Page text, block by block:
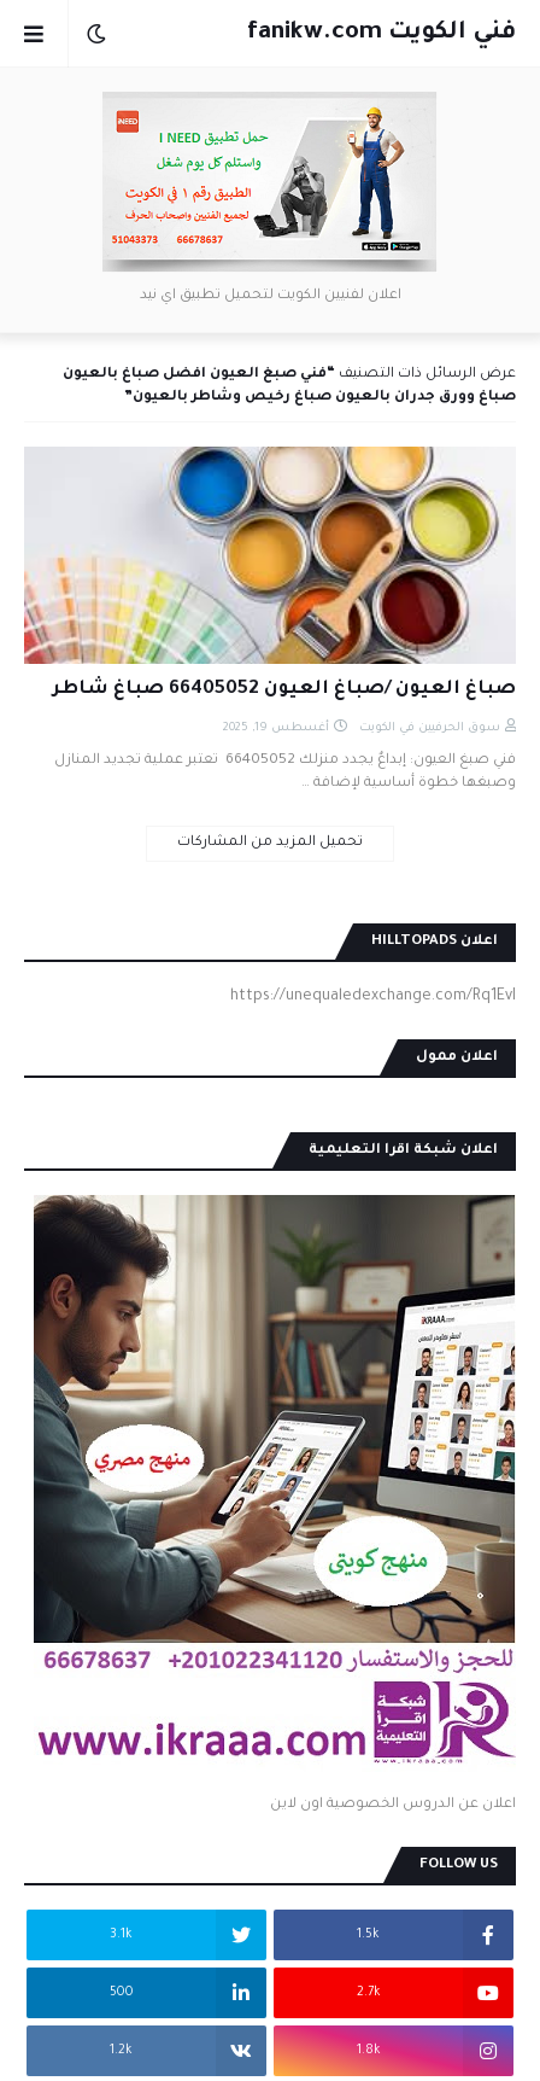
فني الكويت fanikw.com
اعلان لفنيين الكويت لتحميل تطبيق اي نيد
عرض الرسائل ذات التصنيف
فني صبغ العيون افضل صباغ بالعيون
صباغ وورق جدران بالعيون صباغ رخيص وشاطر بالعيون
صباغ العيون /صباغ العيون 66405052 صباغ شاطر
سوق الحرفيين في الكويت أغسطس 19, 2025
فني صبغ العيون: إبداعٌ يجدد منزلك 66405052 تعتبر عملية تجديد المنازل
وصبغها خطوة أساسية لإضافة …
تحميل المزيد من المشاركات
اعلان HILLTOPADS
https://unequaledexchange.com/Rq1EvI
اعلان ممول
اعلان شبكة اقرا التعليمية
اعلان عن الدروس الخصوصية اون لاين
FOLLOW US
1.5k
3.1k
2.7k
500
1.8k
1.2k